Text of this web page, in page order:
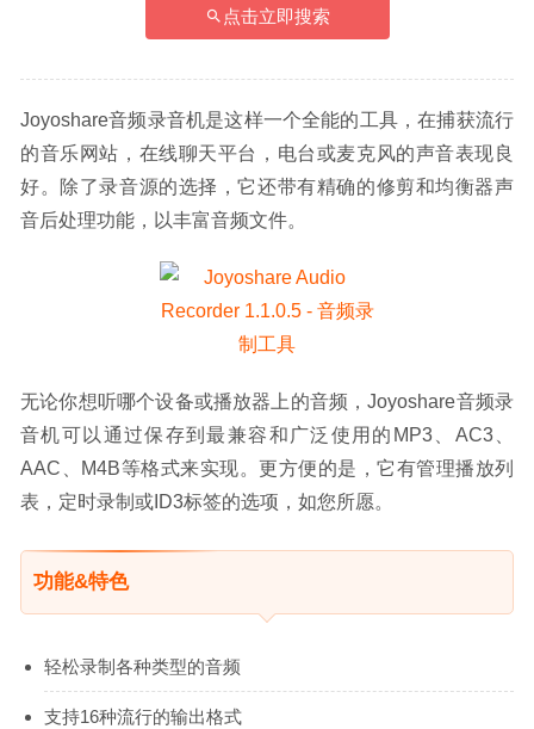
点击立即搜索
Joyoshare音频录音机是这样一个全能的工具，在捕获流行
的音乐网站，在线聊天平台，电台或麦克风的声音表现良
好。除了录音源的选择，它还带有精确的修剪和均衡器声
音后处理功能，以丰富音频文件。
无论你想听哪个设备或播放器上的音频，Joyoshare音频录
音机可以通过保存到最兼容和广泛使用的MP3、AC3、
AAC、M4B等格式来实现。更方便的是，它有管理播放列
表，定时录制或ID3标签的选项，如您所愿。
功能&特色
轻松录制各种类型的音频
支持16种流行的输出格式